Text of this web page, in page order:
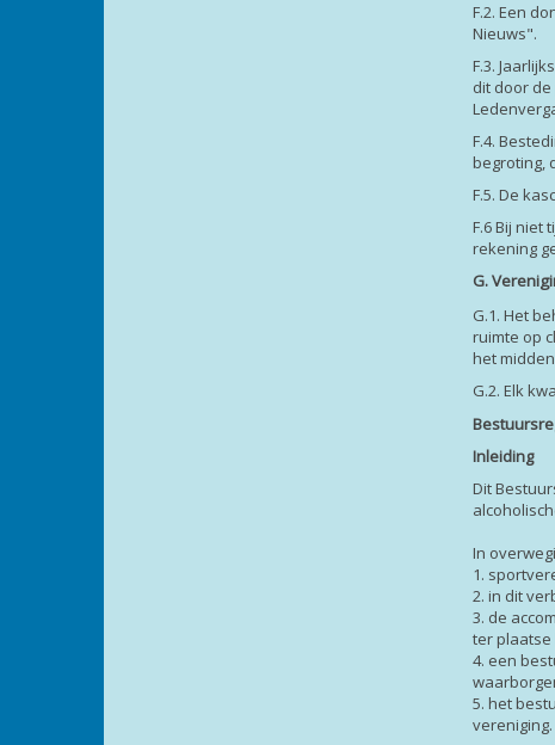
F.2. Een
Nieuws".
F.3.
dit door
F.4.
begroting,
F.5. De
F.6 Bij
rekening
G.
G.1. Het
ruimte op
het
G.2. Elk
Inleiding
Dit
In
1.
2. in dit
3. de
ter
4. een
5. het
vereniging.